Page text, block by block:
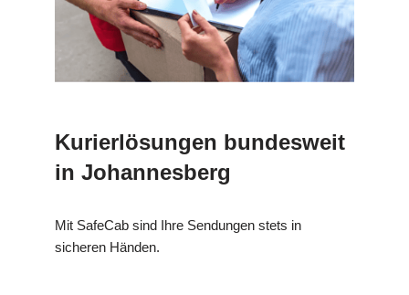
Kurierlösungen bundesweit
in Johannesberg
Mit SafeCab sind Ihre Sendungen stets in
sicheren Händen.